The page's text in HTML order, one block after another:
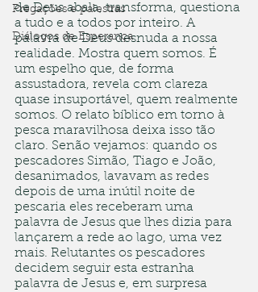
Pregações e palestras
Diálogos de Esperança
de Deus abala, transforma, questiona
a tudo e a todos por inteiro. A
palavra de Deus desnuda a nossa
realidade. Mostra quem somos. É
um espelho que, de forma
assustadora, revela com clareza
quase insuportável, quem realmente
somos. O relato bíblico em torno à
pesca maravilhosa deixa isso tão
claro. Senão vejamos: quando os
pescadores Simão, Tiago e João,
desanimados, lavavam as redes
depois de uma inútil noite de
pescaria eles receberam uma
palavra de Jesus que lhes dizia para
lançarem a rede ao lago, uma vez
mais. Relutantes os pescadores
decidem seguir esta estranha
palavra de Jesus e, em surpresa